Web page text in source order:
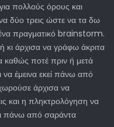
πολλούς όρους και
δύο τρεις ώστε να τα δω
πραγματικό brainstorm.
κι άρχισα να γράφω άκριτα
καθώς ποτέ πριν ή μετά
να έμεινα εκεί πάνω από
άρχισα να
και η πληκτρολόγηση να
πάνω από σαράντα